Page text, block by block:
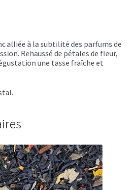
alliée à la subtilité des parfums de
Rehaussé de pétales de fleur,
une tasse fraîche et